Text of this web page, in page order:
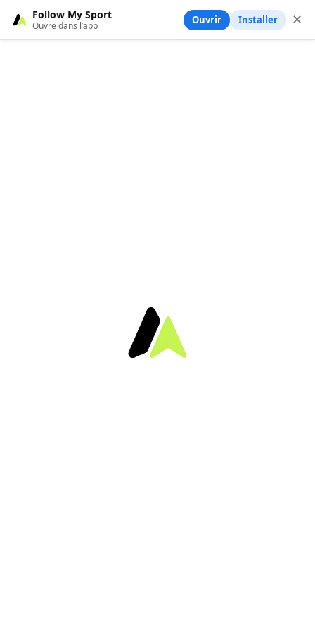
Follow My Sport
Ouvre dans l’app Ouvrir Installer ✕